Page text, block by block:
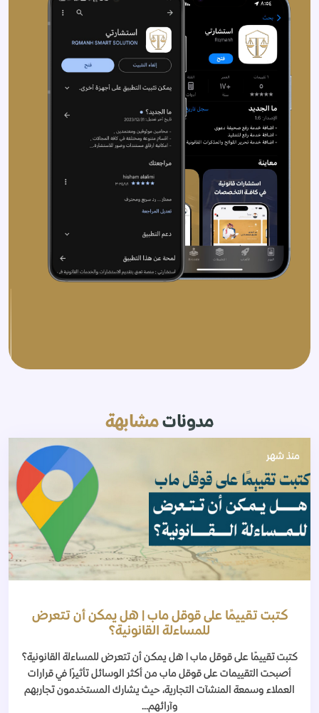
مدونات مشابهة
منذ شهر
كتبت تقييمًا على قوقل ماب | هل يمكن أن تتعرض
للمساءلة القانونية؟
كتبت تقييمًا على قوقل ماب | هل يمكن أن تتعرض للمساءلة القانونية؟
أصبحت التقييمات على قوقل ماب من أكثر الوسائل تأثيرًا في قرارات
العملاء وسمعة المنشآت التجارية، حيث يشارك المستخدمون تجاربهم
وآرائهم...